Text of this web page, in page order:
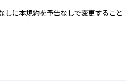
しに本規約を予告なしで変更すること